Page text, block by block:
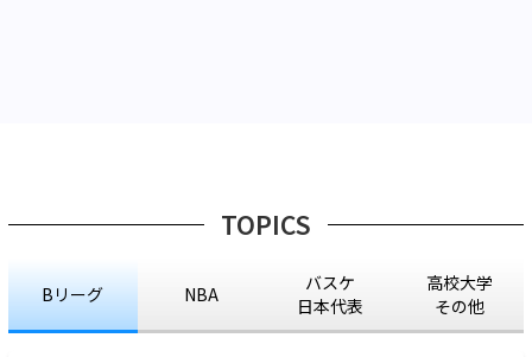
TOPICS
Bリーグ NBA
バスケ
日本代表
高校大学
その他